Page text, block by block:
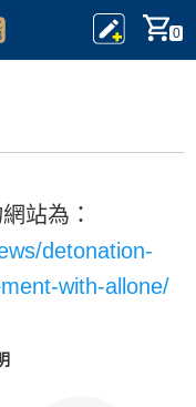
0
站為：
detonation-
with-allone/